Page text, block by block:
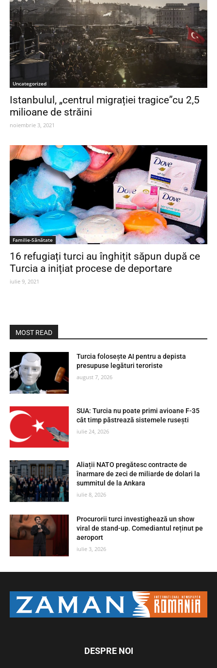
Uncategorized
Istanbulul, „centrul migrației tragice”cu 2,5
milioane de străini
noiembrie 3, 2021
Familie-Sănătate
16 refugiați turci au înghițit săpun după ce
Turcia a inițiat procese de deportare
iulie 9, 2021
MOST READ
Turcia folosește AI pentru a depista
presupuse legături teroriste
august 7, 2026
SUA: Turcia nu poate primi avioane F-35
cât timp păstrează sistemele rusești
iulie 24, 2026
Aliații NATO pregătesc contracte de
înarmare de zeci de miliarde de dolari la
summitul de la Ankara
iulie 8, 2026
Procurorii turci investighează un show
viral de stand-up. Comediantul reținut pe
aeroport
iulie 3, 2026
DESPRE NOI